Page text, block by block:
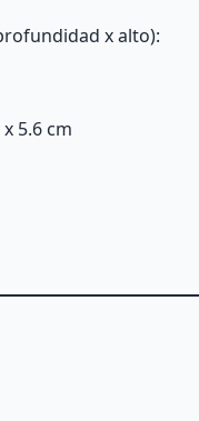
x alto):
5.6 cm